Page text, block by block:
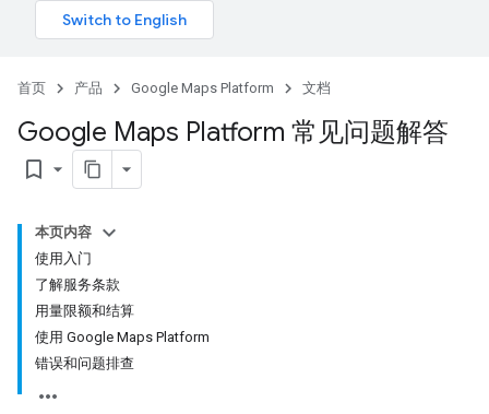
首页 产品 Google Maps Platform 文档
Google Maps Platform 常见问题解答
bookmark_border
本页内容
使用入门
了解服务条款
用量限额和结算
使用 Google Maps Platform
错误和问题排查